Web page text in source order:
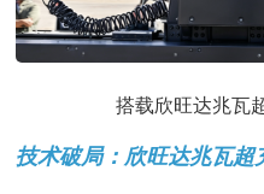
搭载欣旺达兆瓦
技术破局：欣旺达兆瓦超